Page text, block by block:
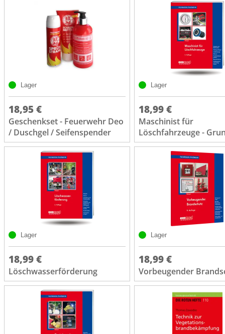
Lager
18,95 €
Geschenkset - Feuerwehr Deo
/ Duschgel / Seifenspender
Lager
18,99 €
Maschinist für
Löschfahrzeuge -
Lager
18,99 €
Löschwasserförderung
Lager
18,99 €
Vorbeugender